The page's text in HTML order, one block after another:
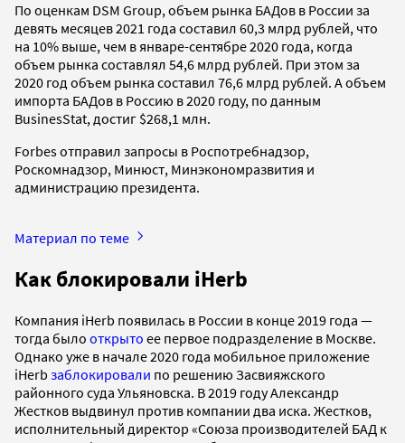
По оценкам DSM Group, объем рынка БАДов в России за
девять месяцев 2021 года составил 60,3 млрд рублей, что
на 10% выше, чем в январе-сентябре 2020 года, когда
объем рынка составлял 54,6 млрд рублей. При этом за
2020 год объем рынка составил 76,6 млрд рублей. А объем
импорта БАДов в Россию в 2020 году, по данным
BusinesStat, достиг $268,1 млн.
Forbes отправил запросы в Роспотребнадзор,
Роскомнадзор, Минюст, Минэкономразвития и
администрацию президента.
Материал по теме
Как блокировали iHerb
Компания iHerb появилась в России в конце 2019 года —
тогда было открыто ее первое подразделение в Москве.
Однако уже в начале 2020 года мобильное приложение
iHerb заблокировали по решению Засвияжского
районного суда Ульяновска. В 2019 году Александр
Жестков выдвинул против компании два иска. Жестков,
исполнительный директор «Союза производителей БАД к